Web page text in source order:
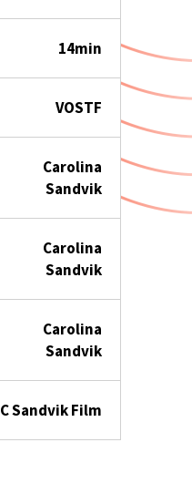
14min
VOSTF
Carolina
Sandvik
Carolina
Sandvik
Carolina
Sandvik
C Sandvik Film